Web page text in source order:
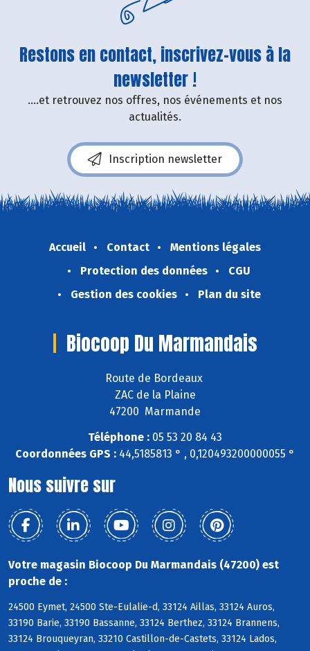
Restons en contact, inscrivez-vous à la
newsletter !
....et retrouvez nos offres, nos événements et nos
actualités.
Inscription newsletter
Accueil Contact
Mentions légales
Protection des données
CGU
Gestion des cookies
Plan du site
Biocoop Du Marmandais
Route de Bordeaux
ZAC de la Plaine
47200 Marmande
Téléphone : 05 53 20 84 43
Coordonnées GPS : 44,5185813 ° , 0,120493200000055 °
Nous suivre sur
Votre magasin Biocoop Du Marmandais (47200) est
proche de :
24500 Eymet, 24500 Ste-Eulalie-d, 33124 Aillas, 33124 Auros,
33190 Barie, 33190 Bassanne, 33124 Berthez, 33124 Brannens,
33124 Brouqueyran, 33210 Castillon-de-Castets, 33124 Lados,